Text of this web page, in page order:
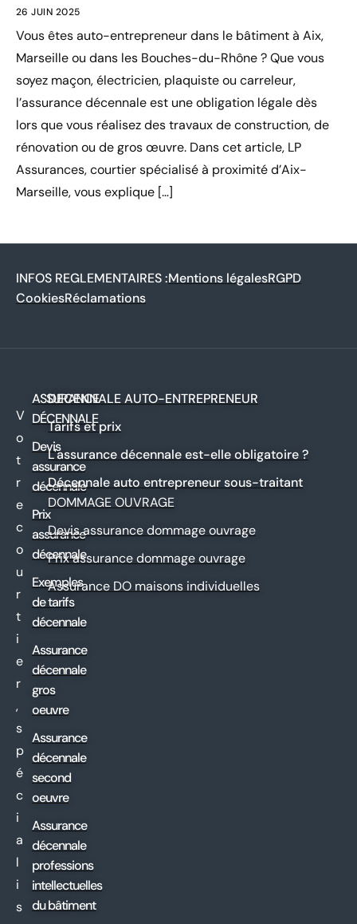
26 JUIN 2025
Vous êtes auto-entrepreneur dans le bâtiment à Aix,
Marseille ou dans les Bouches-du-Rhône ? Que vous
soyez maçon, électricien, plaquiste ou carreleur,
l’assurance décennale est une obligation légale dès
lors que vous réalisez des travaux de construction, de
rénovation ou de gros œuvre. Dans cet article, LP
Assurances, courtier spécialisé à proximité d’Aix-
Marseille, vous explique […]
INFOS REGLEMENTAIRES :Mentions légalesRGPD
CookiesRéclamations
V
o
t
r
e
c
o
u
r
t
i
e
r
,
s
p
é
c
i
a
l
i
s
ASSURANCE
DÉCENNALE
Devis
assurance
décennale
Prix
assurance
décennale
Exemples
de tarifs
décennale
Assurance
décennale
gros
oeuvre
Assurance
décennale
second
oeuvre
Assurance
décennale
professions
intellectuelles
du bâtiment
DECENNALE AUTO-ENTREPRENEUR
Tarifs et prix
L'assurance décennale est-elle obligatoire ?
Décennale auto entrepreneur sous-traitant
DOMMAGE OUVRAGE
Devis assurance dommage ouvrage
Prix assurance dommage ouvrage
Assurance DO maisons individuelles